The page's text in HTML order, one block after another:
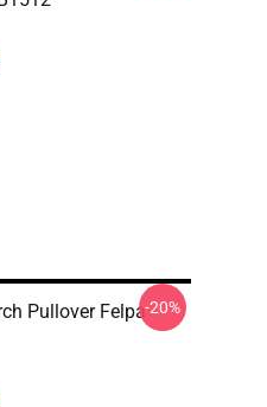
Pullover Felpa-20%